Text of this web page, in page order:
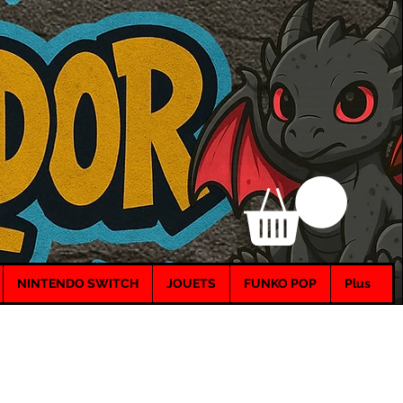
NINTENDO SWITCH JOUETS FUNKO POP Plus